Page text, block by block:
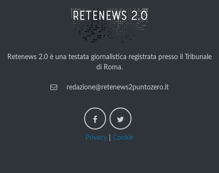
Retenews 2.0 è una testata giornalistica registrata presso il Tribunale
di Roma.
redazione@retenews2puntozero.it
Privacy Cookie